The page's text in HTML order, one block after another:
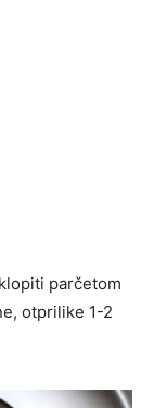
parčetom
otprilike 1-2